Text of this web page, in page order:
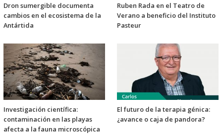
Dron sumergible documenta
cambios en el ecosistema de la
Antártida
Ruben Rada en el Teatro de
Verano a beneficio del Instituto
Pasteur
Investigación científica:
contaminación en las playas
afecta a la fauna microscópica
El futuro de la terapia génica:
¿avance o caja de pandora?